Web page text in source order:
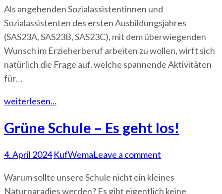
Als angehenden Sozialassistentinnen und
Sozialassistenten des ersten Ausbildungsjahres
(SAS23A, SAS23B, SAS23C), mit dem überwiegenden
Wunsch im Erzieherberuf arbeiten zu wollen, wirft sich
natürlich die Frage auf, welche spannende Aktivitäten
für…
weiterlesen...
Grüne Schule – Es geht los!
4. April 2024 KufWemaLeave a comment
Warum sollte unsere Schule nicht ein kleines
Naturparadies werden? Es gibt eigentlich keine